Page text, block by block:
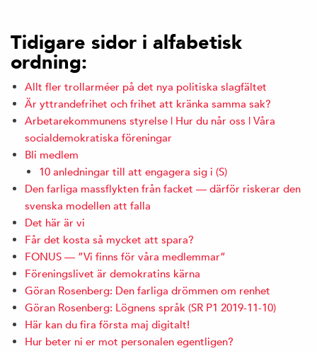
Tidigare sidor i alfabetisk
ordning:
Allt fler trollarméer på det nya politiska slagfältet
Är yttrandefrihet och frihet att kränka samma sak?
Arbetarekommunens styrelse | Hur du når oss | Våra
socialdemokratiska föreningar
Bli medlem
10 anledningar till att engagera sig i (S)
Den farliga massflykten från facket — därför riskerar den
svenska modellen att falla
Det här är vi
Får det kosta så mycket att spara?
FONUS — ”Vi finns för våra medlemmar”
Föreningslivet är demokratins kärna
Göran Rosenberg: Den farliga drömmen om renhet
Göran Rosenberg: Lögnens språk (SR P1 2019-11-10)
Här kan du fira första maj digitalt!
Hur beter ni er mot personalen egentligen?